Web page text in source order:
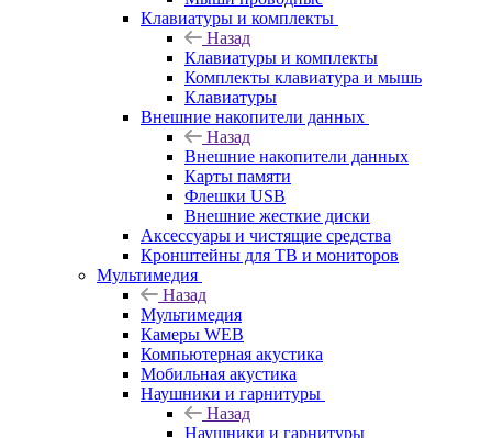
Клавиатуры и комплекты
Назад
Клавиатуры и комплекты
Комплекты клавиатура и мышь
Клавиатуры
Внешние накопители данных
Назад
Внешние накопители данных
Карты памяти
Флешки USB
Внешние жесткие диски
Аксессуары и чистящие средства
Кронштейны для ТВ и мониторов
Мультимедия
Назад
Мультимедия
Камеры WEB
Компьютерная акустика
Мобильная акустика
Наушники и гарнитуры
Назад
Наушники и гарнитуры